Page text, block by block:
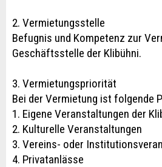
2. Vermietungsstelle
Befugnis und Kompetenz zur
Geschäftsstelle der Klibühni.
3. Vermietungspriorität
Bei der Vermietung ist folgende
1. Eigene Veranstaltungen der
2. Kulturelle Veranstaltungen
3. Vereins- oder
4. Privatanlässe